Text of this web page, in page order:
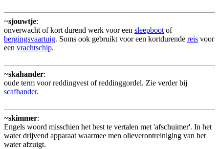
~sjouwtje:
onverwacht of kort durend werk voor een sleepboot of
bergingsvaartuig. Soms ook gebruikt voor een kortdurende reis voor
een vrachtschip.
~skahander:
oude term voor reddingvest of reddinggordel. Zie verder bij
scafhander.
~skimmer:
Engels woord misschien het best te vertalen met 'afschuimer'. In het
water drijvend apparaat waarmee men olieverontreiniging van het
water afzuigt.